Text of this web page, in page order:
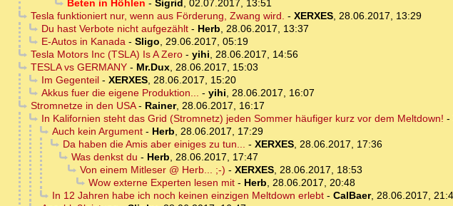
Beten in Höhlen - Sigrid, 02.07.2017, 13:51
Tesla funktioniert nur, wenn aus Förderung, Zwang wird. - XERXES, 28.06.2017, 13:29
Du hast Verbote nicht aufgezählt- Herb, 28.06.2017, 13:37
E-Autos in Kanada- Sligo, 29.06.2017, 05:19
Tesla Motors Inc (TSLA) Is A Zero- yihi, 28.06.2017, 14:56
TESLA vs GERMANY- Mr.Dux, 28.06.2017, 15:03
Im Gegenteil- XERXES, 28.06.2017, 15:20
Akkus fuer die eigene Produktion... - yihi, 28.06.2017, 16:07
Stromnetze in den USA- Rainer, 28.06.2017, 16:17
In Kalifornien steht das Grid (Stromnetz) jeden Sommer häufiger kurz vor dem Meltdown! -
Auch kein Argument- Herb, 28.06.2017, 17:29
Da haben die Amis aber einiges zu tun... - XERXES, 28.06.2017, 17:36
Was denkst du - Herb, 28.06.2017, 17:47
Von einem Mitleser @ Herb... ;-) - XERXES, 28.06.2017, 18:53
Wow externe Experten lesen mit- Herb, 28.06.2017, 20:48
In 12 Jahren habe ich noch keinen einzigen Meltdown erlebt- CalBaer, 28.06.2017,